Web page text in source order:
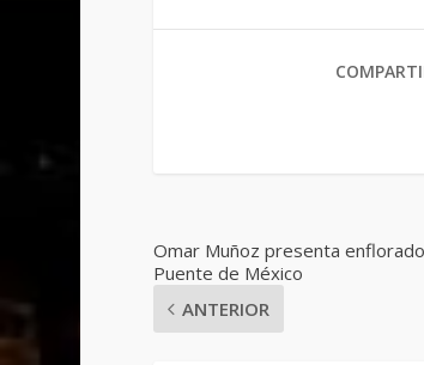
Omar Muñoz presenta
Puente de México
ANTERIOR